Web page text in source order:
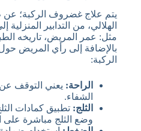
يتم علاج غضروف الركبة؛ عن
الهلالي، من التدابير
مثل: عمر المريض، تاريخه
بالإضافة إلى رأي المريض
الركبة:
الراحة: يعني التوقف عن
الشفاء.
الثلج:
وضع الثلج مباشرة على